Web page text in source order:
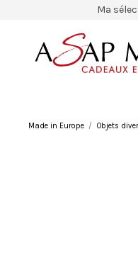
Ma
Made in Europe Objets